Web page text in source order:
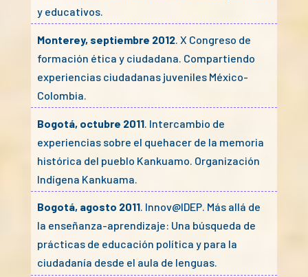
y educativos.
Monterey, septiembre 2012. X Congreso de
formación ética y ciudadana. Compartiendo
experiencias ciudadanas juveniles México-
Colombia.
Bogotá, octubre 2011. Intercambio de
experiencias sobre el quehacer de la memoria
histórica del pueblo Kankuamo. Organización
Indígena Kankuama.
Bogotá, agosto 2011. Innov@IDEP. Más allá de
la enseñanza-aprendizaje: Una búsqueda de
prácticas de educación política y para la
ciudadanía desde el aula de lenguas.